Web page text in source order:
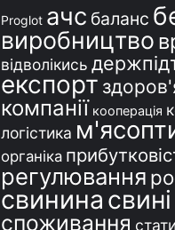
Proglot ачс баланс
виробництво
відволікись
експорт
компанії кооперація
логістика
органіка
регулювання
свинина свині
споживання